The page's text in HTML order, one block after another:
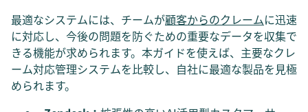
最適なシステムには、チームが顧客からのクレームに迅速
に対応し、今後の問題を防ぐための重要なデータを収集で
きる機能が求められます。本ガイドを使えば、主要なクレ
ーム対応管理システムを比較し、自社に最適な製品を見極
められます。